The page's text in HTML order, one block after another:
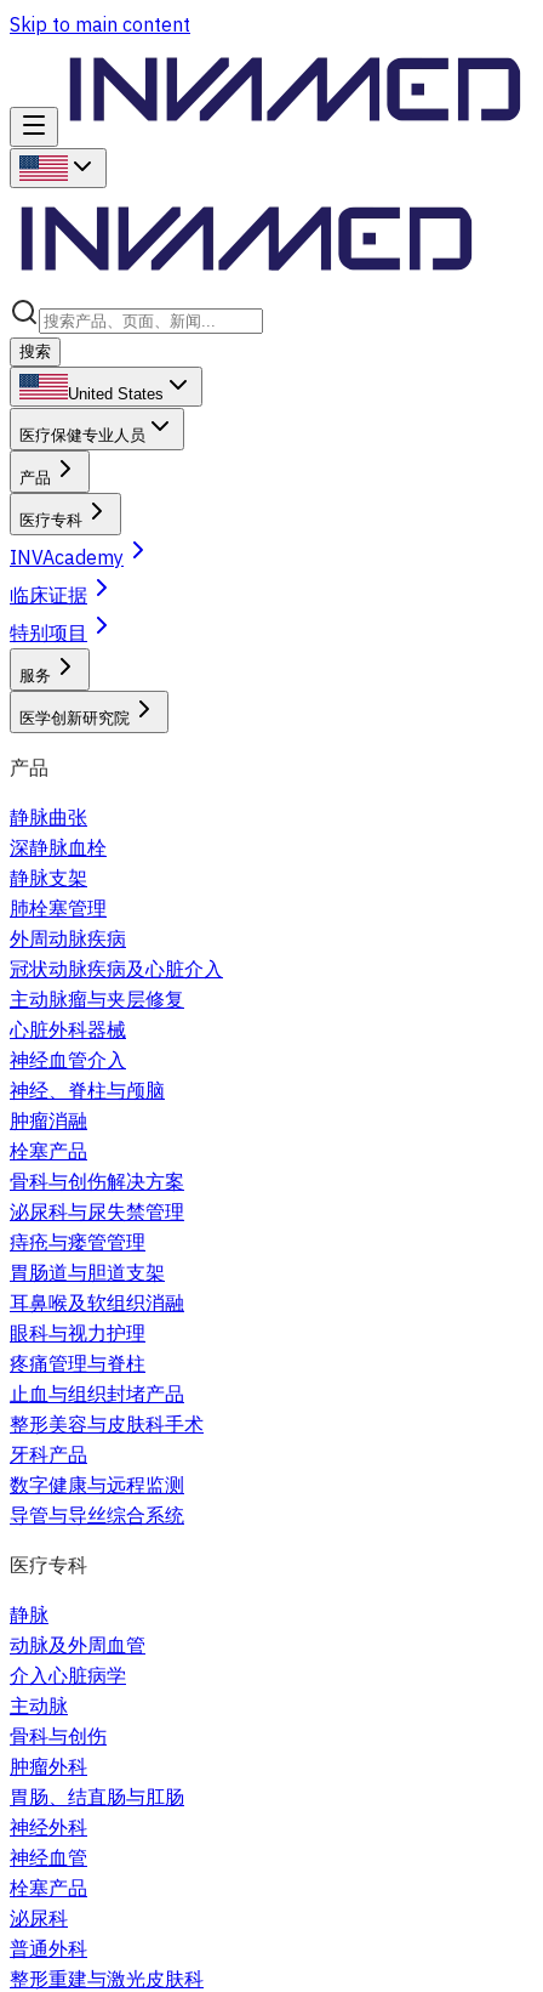
Skip to main content
搜索
United States
医疗保健专业人员
产品
医疗专科
INVAcademy
临床证据
特别项目
服务
医学创新研究院
产品
静脉曲张
深静脉血栓
静脉支架
肺栓塞管理
外周动脉疾病
冠状动脉疾病及心脏介入
主动脉瘤与夹层修复
心脏外科器械
神经血管介入
神经、脊柱与颅脑
肿瘤消融
栓塞产品
骨科与创伤解决方案
泌尿科与尿失禁管理
痔疮与瘘管管理
胃肠道与胆道支架
耳鼻喉及软组织消融
眼科与视力护理
疼痛管理与脊柱
止血与组织封堵产品
整形美容与皮肤科手术
牙科产品
数字健康与远程监测
导管与导丝综合系统
医疗专科
静脉
动脉及外周血管
介入心脏病学
主动脉
骨科与创伤
肿瘤外科
胃肠、结直肠与肛肠
神经外科
神经血管
栓塞产品
泌尿科
普通外科
整形重建与激光皮肤科